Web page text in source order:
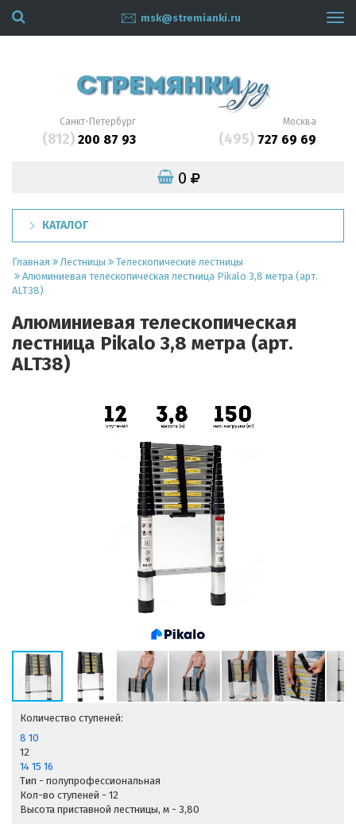
msk@stremianki.ru
Санкт-Петербург
(812) 200 87 93
Москва
(495)727 69 69
0
КАТАЛОГ
Главная Лестницы
Телескопические лестницы
Алюминиевая телескопическая лестница Pikalo 3,8 метра (арт.
ALT38)
Алюминиевая телескопическая
лестница Pikalo 3,8 метра (арт.
ALT38)
Количество ступеней:
8 10
12
14 15 16
Тип - полупрофессиональная
Кол-во ступеней - 12
Высота приставной лестницы, м - 3,80